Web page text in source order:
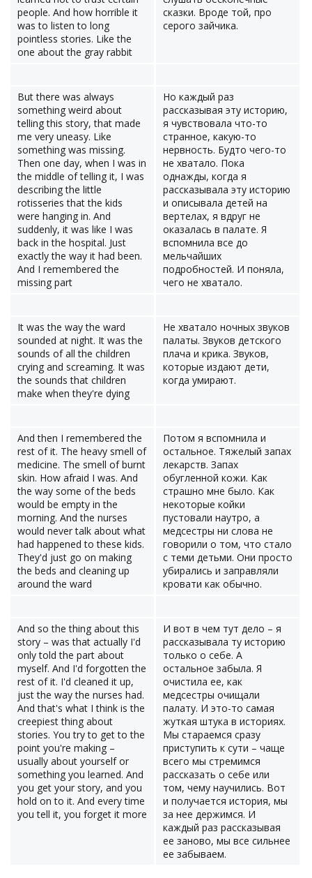
people. And how horrible it
was to listen to long
pointless stories. Like the
one about the gray rabbit
сказки. Вроде той, про
серого зайчика.
But there was always
something weird about
telling this story, that made
me very uneasy. Like
something was missing.
Then one day, when I was in
the middle of telling it, I was
describing the little
rotisseries that the kids
were hanging in. And
suddenly, it was like I was
back in the hospital. Just
exactly the way it had been.
And I remembered the
missing part
Но каждый раз
рассказывая эту историю,
я чувствовала что-то
странное, какую-то
нервность. Будто чего-то
не хватало. Пока
однажды, когда я
рассказывала эту историю
и описывала детей на
вертелах, я вдруг не
оказалась в палате. Я
вспомнила все до
мельчайших
подробностей. И поняла,
чего не хватало.
It was the way the ward
sounded at night. It was the
sounds of all the children
crying and screaming. It was
the sounds that children
make when they're dying
Не хватало ночных звуков
палаты. Звуков детского
плача и крика. Звуков,
которые издают дети,
когда умирают.
And then I remembered the
rest of it. The heavy smell of
medicine. The smell of burnt
skin. How afraid I was. And
the way some of the beds
would be empty in the
morning. And the nurses
would never talk about what
had happened to these kids.
They'd just go on making
the beds and cleaning up
around the ward
Потом я вспомнила и
остальное. Тяжелый запах
лекарств. Запах
обугленной кожи. Как
страшно мне было. Как
некоторые койки
пустовали наутро, а
медсестры ни слова не
говорили о том, что стало
с теми детьми. Они просто
убирались и заправляли
кровати как обычно.
And so the thing about this
story – was that actually I'd
only told the part about
myself. And I'd forgotten the
rest of it. I'd cleaned it up,
just the way the nurses had.
And that's what I think is the
creepiest thing about
stories. You try to get to the
point you're making –
usually about yourself or
something you learned. And
you get your story, and you
hold on to it. And every time
you tell it, you forget it more
И вот в чем тут дело – я
рассказывала ту историю
только о себе. А
остальное забыла. Я
очистила ее, как
медсестры очищали
палату. И это-то самая
жуткая штука в историях.
Мы стараемся сразу
приступить к сути – чаще
всего мы стремимся
рассказать о себе или
том, чему научились. Вот
и получается история, мы
за нее держимся. И
каждый раз рассказывая
ее заново, мы все сильнее
ее забываем.